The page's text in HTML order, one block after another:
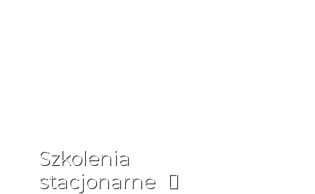
Szkolenia
stacjonarne